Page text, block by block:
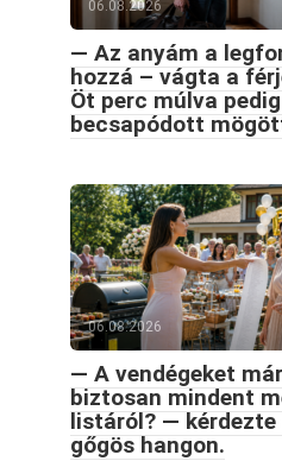
06.08.2026
— Az anyám a
hozzá – vágta a
Öt perc múlva
becsapódott
06.08.2026
— A vendégeket
biztosan mindent
listáról? — kérdezte
gőgös hangon.